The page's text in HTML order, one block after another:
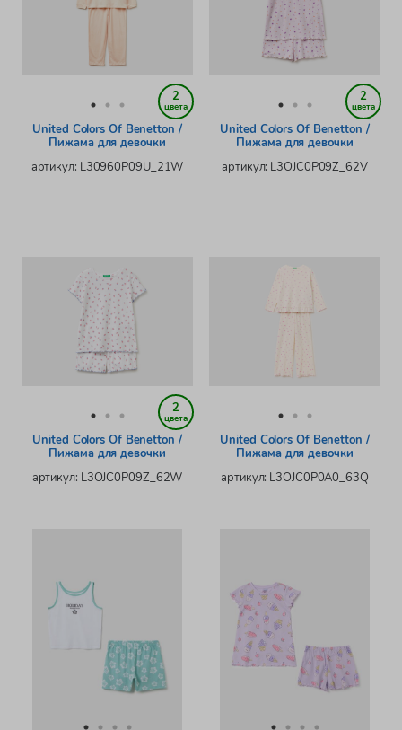
2
цвета
United Colors Of Benetton /
Пижама для девочки
артикул: L30960P09U_21W
2
цвета
United Colors Of Benetton /
Пижама для девочки
артикул: L3OJC0P09Z_62V
2
цвета
United Colors Of Benetton /
Пижама для девочки
артикул: L3OJC0P09Z_62W
United Colors Of Benetton /
Пижама для девочки
артикул: L3OJC0P0A0_63Q